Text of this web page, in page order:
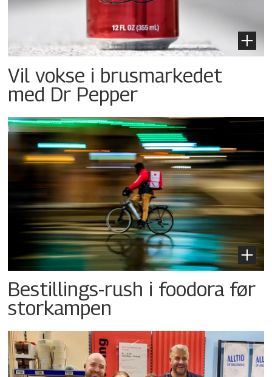
Vil vokse i brusmarkedet
med Dr Pepper
Bestillings-rush i foodora før
storkampen